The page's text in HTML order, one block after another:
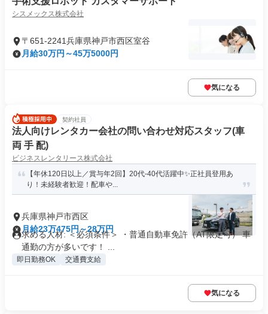
シスメックス株式会社
〒651-2241兵庫県神戸市西区室谷
月給30万円～45万5000円
気になる
契約社員
法人向けレンタカー会社の問い合わせ対応スタッフ(車
両 手 配)
ビジネスレンタリース株式会社
【年休120日以上／賞与年2回】20代-40代活躍中✨正社員登用あ
り！未経験者歓迎！配車や...
兵庫県神戸市西区
月給23万475円～28万円
求める人材: ＜必須条件＞ ・普通自動車免許（AT限定可） 車
通勤の方が多いです！ ...
即日勤務OK 交通費支給
気になる